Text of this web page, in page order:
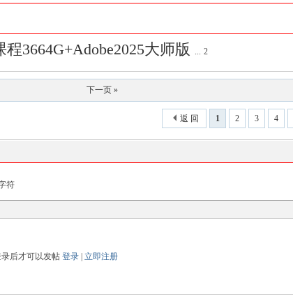
3664G+Adobe2025大师版 ... 2
下一页 »
1 2 3 4
返 回
符
后才可以发帖 登录| 立即注册